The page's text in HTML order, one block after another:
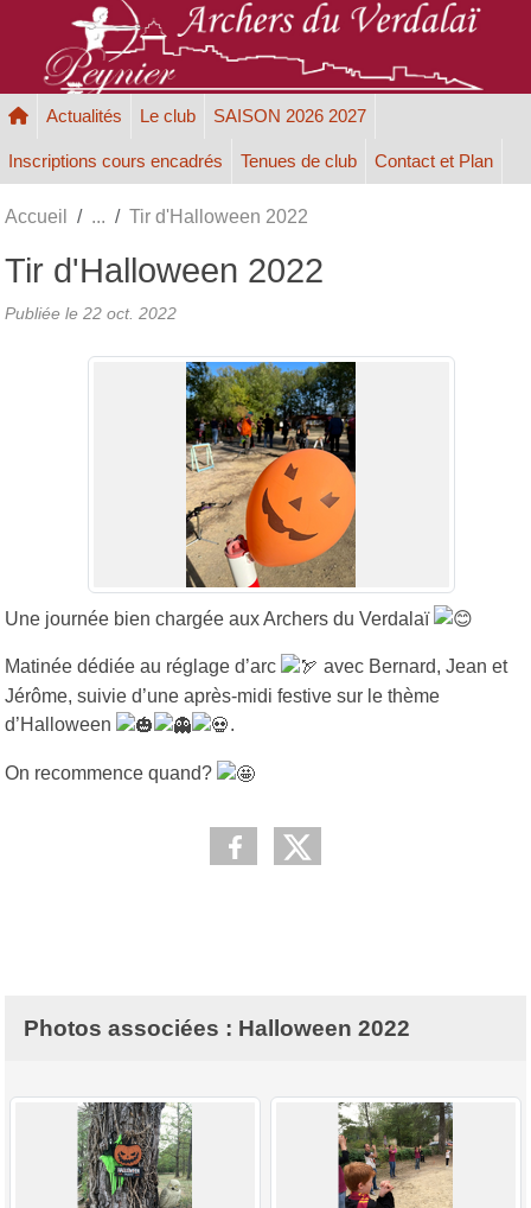
Actualités Le club SAISON 2026 2027
Inscriptions cours encadrés Tenues de club Contact et Plan
Accueil Tir d'Halloween 2022
Tir d'Halloween 2022
Publiée le 22 oct. 2022
Une journée bien chargée aux Archers du Verdalaï
Matinée dédiée au réglage d’arc
avec Bernard, Jean et
Jérôme, suivie d’une après-midi festive sur le thème
d’Halloween
.
On recommence quand?
Photos associées : Halloween 2022
Panneau de gestion des cookies